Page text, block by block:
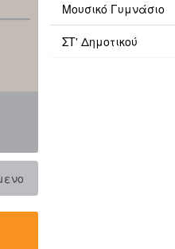
Μουσικό Γυμνάσιο
ΣΤ' Δημοτικού